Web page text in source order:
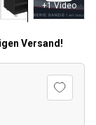
+1 Video
Versand!